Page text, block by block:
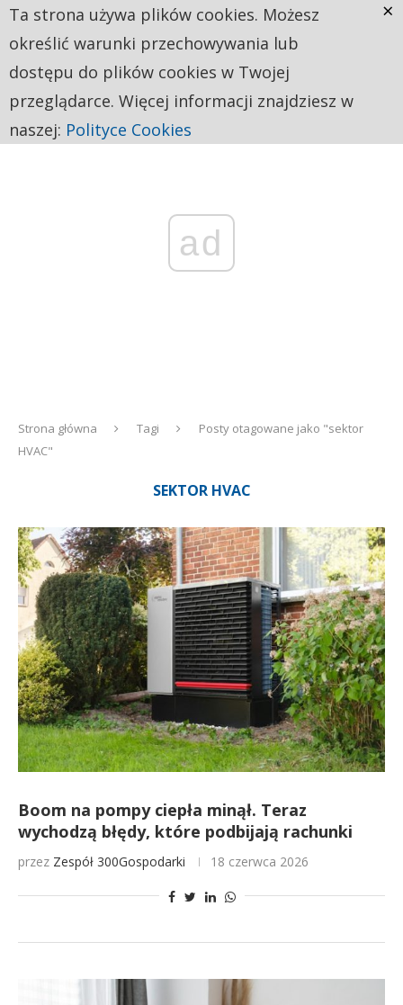
ad
Strona główna Tagi
Posty otagowane jako "sektor
HVAC"
SEKTOR HVAC
Boom na pompy ciepła minął. Teraz
wychodzą błędy, które podbijają rachunki
przez Zespół 300Gospodarki 18 czerwca 2026
Ta strona używa plików cookies. Możesz
określić warunki przechowywania lub
dostępu do plików cookies w Twojej
przeglądarce. Więcej informacji znajdziesz w
naszej: Polityce Cookies
×